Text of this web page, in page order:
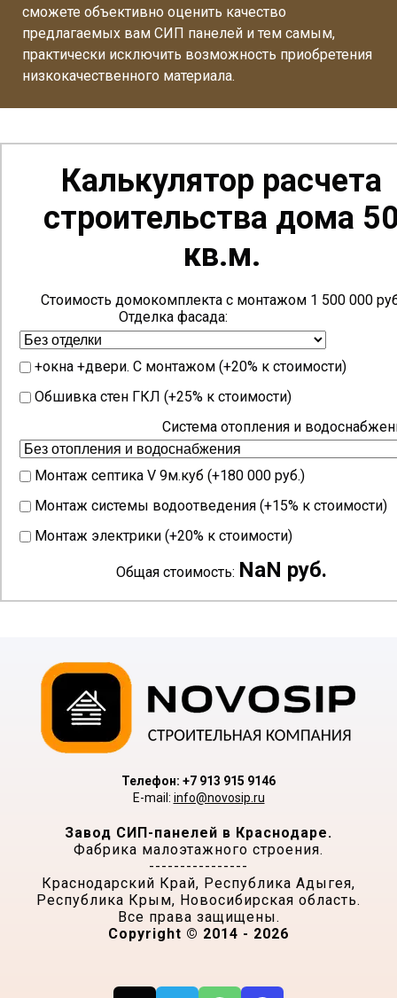
сможете объективно оценить качество
предлагаемых вам СИП панелей и тем самым,
практически исключить возможность приобретения
низкокачественного материала.
Калькулятор расчета
строительства дома
кв.м.
Стоимость домокомплекта с монтажом 1 500 000
Отделка фасада:
+окна +двери. С монтажом (+20% к стоимости)
Обшивка стен ГКЛ (+25% к стоимости)
Система отопления и
Монтаж септика V 9м.куб (+180 000 руб.)
Монтаж системы водоотведения (+15% к стоимости)
Монтаж электрики (+20% к стоимости)
Общая стоимость: NaN руб.
Телефон: +7 913 915 9146
E-mail: info@novosip.ru
Завод СИП-панелей в Краснодаре.
Фабрика малоэтажного строения.
----------------
Краснодарский Край, Республика Адыгея,
Республика Крым, Новосибирская область.
Все права защищены.
Copyright © 2014 - 2026